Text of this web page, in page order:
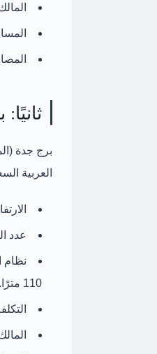
برج جدة
العربية
عدد
نظام
110 مترًا.